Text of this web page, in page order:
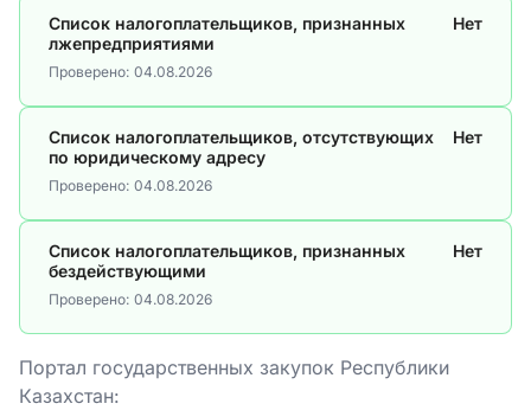
Список налогоплательщиков, признанных
лжепредприятиями
Нет
Проверено: 04.08.2026
Список налогоплательщиков, отсутствующих
по юридическому адресу
Нет
Проверено: 04.08.2026
Список налогоплательщиков, признанных
бездействующими
Нет
Проверено: 04.08.2026
Портал государственных закупок Республики
Казахстан: